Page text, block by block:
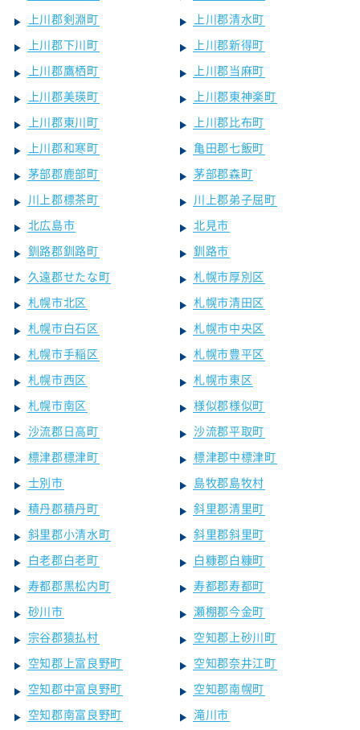
上川郡剣淵町
上川郡清水町
上川郡下川町
上川郡新得町
上川郡鷹栖町
上川郡当麻町
上川郡美瑛町
上川郡東神楽町
上川郡東川町
上川郡比布町
上川郡和寒町
亀田郡七飯町
茅部郡鹿部町
茅部郡森町
川上郡標茶町
川上郡弟子屈町
北広島市
北見市
釧路郡釧路町
釧路市
久遠郡せたな町
札幌市厚別区
札幌市北区
札幌市清田区
札幌市白石区
札幌市中央区
札幌市手稲区
札幌市豊平区
札幌市西区
札幌市東区
札幌市南区
様似郡様似町
沙流郡日高町
沙流郡平取町
標津郡標津町
標津郡中標津町
士別市
島牧郡島牧村
積丹郡積丹町
斜里郡清里町
斜里郡小清水町
斜里郡斜里町
白老郡白老町
白糠郡白糠町
寿都郡黒松内町
寿都郡寿都町
砂川市
瀬棚郡今金町
宗谷郡猿払村
空知郡上砂川町
空知郡上富良野町
空知郡奈井江町
空知郡中富良野町
空知郡南幌町
空知郡南富良野町
滝川市